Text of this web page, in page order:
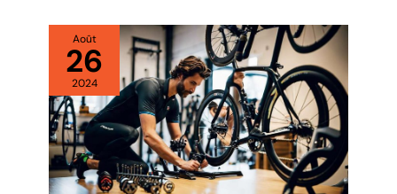
Août
26
2024